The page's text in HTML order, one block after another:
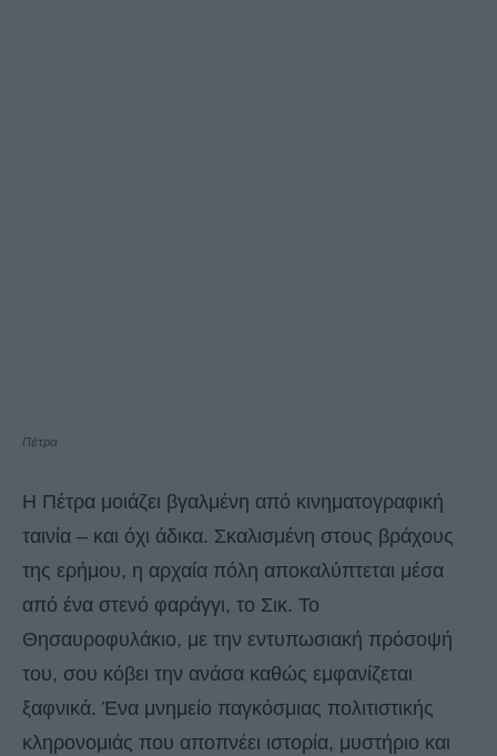
Πέτρα
Η Πέτρα μοιάζει βγαλμένη από κινηματογραφική
ταινία – και όχι άδικα. Σκαλισμένη στους βράχους
της ερήμου, η αρχαία πόλη αποκαλύπτεται μέσα
από ένα στενό φαράγγι, το Σικ. Το
Θησαυροφυλάκιο, με την εντυπωσιακή πρόσοψή
του, σου κόβει την ανάσα καθώς εμφανίζεται
ξαφνικά. Ένα μνημείο παγκόσμιας πολιτιστικής
κληρονομιάς που αποπνέει ιστορία, μυστήριο και